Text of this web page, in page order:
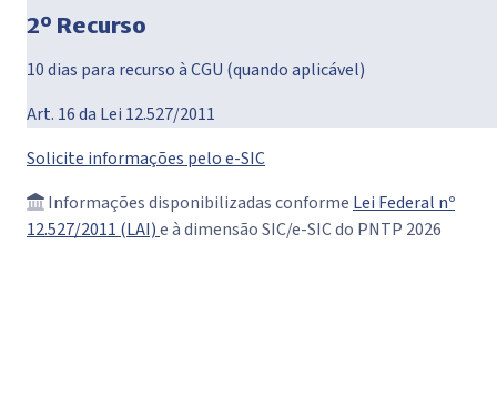
2º Recurso
10 dias para recurso à CGU (quando aplicável)
Art. 16 da Lei 12.527/2011
Solicite informações pelo e-SIC
Informações disponibilizadas conforme Lei Federal nº
12.527/2011 (LAI)e à dimensão SIC/e-SIC do PNTP 2026